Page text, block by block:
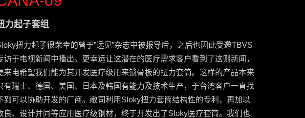
力起子套组
扭力起子很荣幸的曾于”远见”杂志中被报导后，之后也因此受邀TBVS
访于电视新闻中播出。更幸运让这潜在的医疗需求客户看到了这则新闻，
来电希望我们能为其开发医疗级用来锁骨板的扭力套筒。这样的产品本来
有瑞士、德国、美国、日本及韩国有能力及技术生产，于台湾客户一直找
到可以协助开发的厂商。敝司利用Sloky扭力套筒结构性的专利，再加以
良、设计并同等应用医疗级钢材，终于开发出了Sloky医疗套筒。我们也